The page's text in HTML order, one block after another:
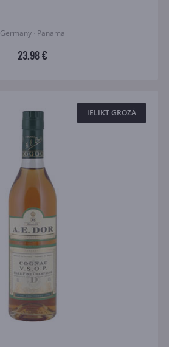
Germany · Panama
23.98 €
IELIKT GROZĀ